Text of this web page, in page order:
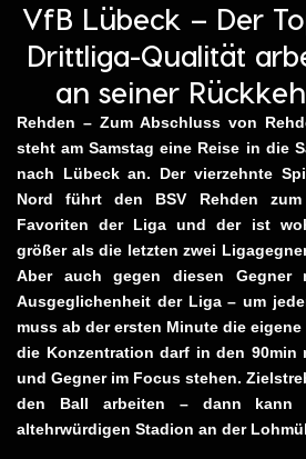
VfB Lübeck – Der
Drittliga-Qualität
an seiner
Rehden – Zum Abschluss von
steht am Samstag eine Reise in die
nach Lübeck an. Der vierzehnte
Nord führt den BSV Rehden
Favoriten der Liga und der ist
größer als die letzten zwei
Aber auch gegen diesen
Ausgeglichenheit der Liga – um
muss ab der ersten Minute die
die Konzentration darf in den 90min
und Gegner im Focus stehen.
den Ball arbeiten – dann kann
altehrwürdigen Stadion an der